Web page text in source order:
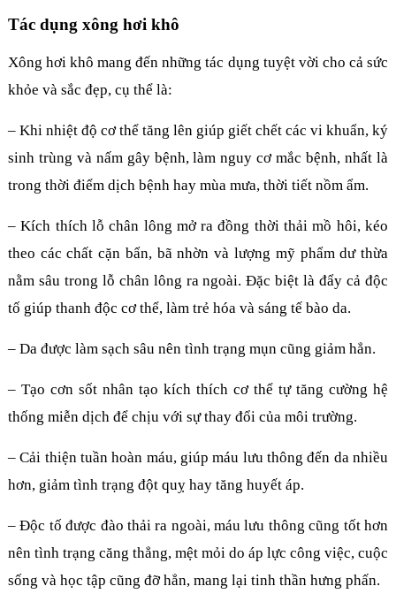
Tác dụng xông hơi khô
Xông hơi khô mang đến những tác dụng tuyệt vời cho cả sức
khỏe và sắc đẹp, cụ thể là:
– Khi nhiệt độ cơ thể tăng lên giúp giết chết các vi khuẩn, ký
sinh trùng và nấm gây bệnh, làm nguy cơ mắc bệnh, nhất là
trong thời điểm dịch bệnh hay mùa mưa, thời tiết nồm ẩm.
– Kích thích lỗ chân lông mở ra đồng thời thải mồ hôi, kéo
theo các chất cặn bẩn, bã nhờn và lượng mỹ phẩm dư thừa
nằm sâu trong lỗ chân lông ra ngoài. Đặc biệt là đẩy cả độc
tố giúp thanh độc cơ thể, làm trẻ hóa và sáng tế bào da.
– Da được làm sạch sâu nên tình trạng mụn cũng giảm hẳn.
– Tạo cơn sốt nhân tạo kích thích cơ thể tự tăng cường hệ
thống miễn dịch để chịu với sự thay đổi của môi trường.
– Cải thiện tuần hoàn máu, giúp máu lưu thông đến da nhiều
hơn, giảm tình trạng đột quỵ hay tăng huyết áp.
– Độc tố được đào thải ra ngoài, máu lưu thông cũng tốt hơn
nên tình trạng căng thẳng, mệt mỏi do áp lực công việc, cuộc
sống và học tập cũng đỡ hẳn, mang lại tinh thần hưng phấn.